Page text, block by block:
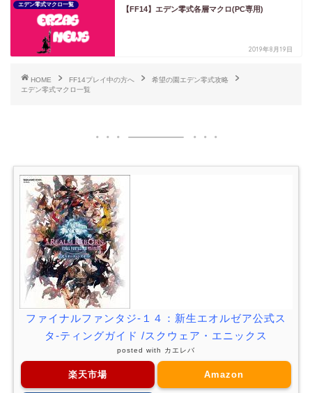
エデン零式マクロ一覧
【FF14】エデン零式各層マクロ(PC専用)
2019年8月19日
HOME FF14プレイ中の方へ
希望の園エデン零式攻略
エデン零式マクロ一覧
ファイナルファンタジ-１４：新生エオルゼア公式ス
タ-ティングガイド /スクウェア・エニックス
posted with カエレバ
楽天市場 Amazon